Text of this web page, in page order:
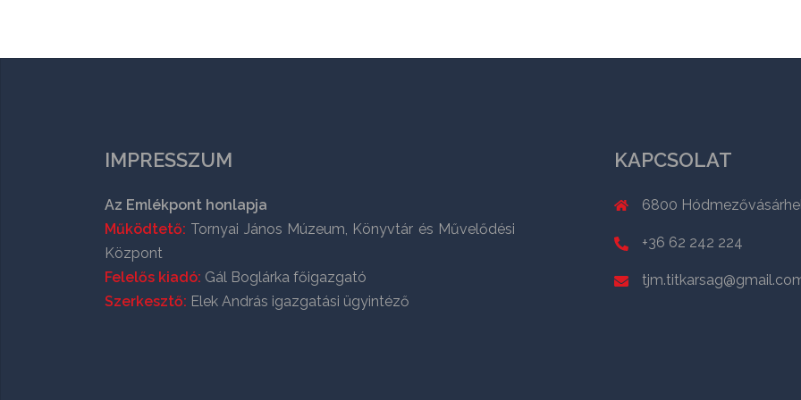
IMPRESSZUM
Az Emlékpont honlapja
Működtető: Tornyai János Múzeum, Könyvtár és Művelődési
Központ
Felelős kiadó: Gál Boglárka főigazgató
Szerkesztő: Elek András igazgatási ügyintéző
KAPCSOLAT
6800
+36 62 242 224